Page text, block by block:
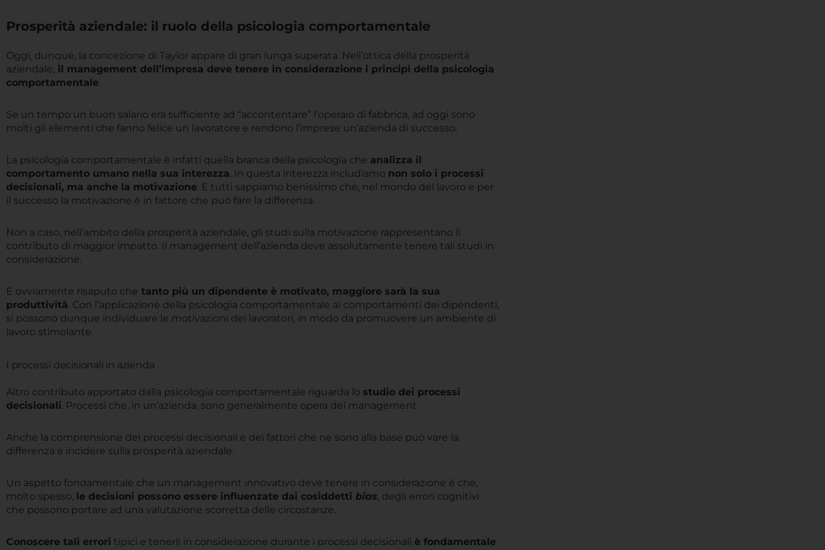
Prosperità aziendale: il ruolo della psicologia comportamentale
Oggi, dunque, la concezione di Taylor appare di gran lunga superata. Nell’ottica della prosperità
aziendale, il management dell’impresa deve tenere in considerazione i principi della psicologia
comportamentale.
Se un tempo un buon salario era sufficiente ad “accontentare” l’operaio di fabbrica, ad oggi sono
molti gli elementi che fanno felice un lavoratore e rendono l’imprese un’azienda di successo.
La psicologia comportamentale è infatti quella branca della psicologia che analizza il
comportamento umano nella sua interezza. In questa interezza includiamo non solo i processi
decisionali, ma anche la motivazione. E tutti sappiamo benissimo che, nel mondo del lavoro e per
il successo la motivazione è in fattore che può fare la differenza.
Non a caso, nell’ambito della prosperità aziendale, gli studi sulla motivazione rappresentano il
contributo di maggior impatto. Il management dell’azienda deve assolutamente tenere tali studi in
considerazione.
È ovviamente risaputo che tanto più un dipendente è motivato, maggiore sarà la sua
produttività. Con l’applicazione della psicologia comportamentale ai comportamenti dei dipendenti,
si possono dunque individuare le motivazioni dei lavoratori, in modo da promuovere un ambiente di
lavoro stimolante.
I processi decisionali in azienda
Altro contributo apportato dalla psicologia comportamentale riguarda lo studio dei processi
decisionali. Processi che, in un’azienda, sono generalmente opera del management.
Anche la comprensione dei processi decisionali e dei fattori che ne sono alla base può vare la
differenza e incidere sulla prosperità aziendale.
Un aspetto fondamentale che un management innovativo deve tenere in considerazione è che,
molto spesso, le decisioni possono essere influenzate dai cosiddetti bias, degli errori cognitivi
che possono portare ad una valutazione scorretta delle circostanze.
Conoscere tali errori tipici e tenerli in considerazione durante i processi decisionali è fondamentale